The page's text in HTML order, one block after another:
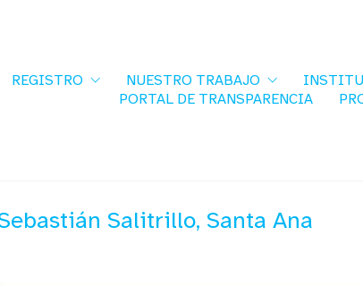
REGISTRO NUESTRO TRABAJO
PORTAL DE TRANSPARENCIA
Salitrillo, Santa Ana